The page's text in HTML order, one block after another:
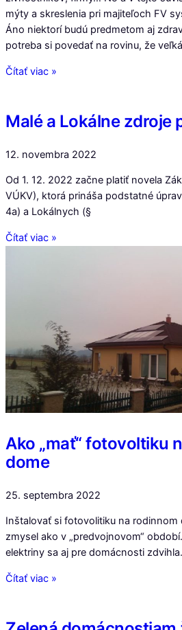
mýty a skreslenia pri majiteľoch FV
Áno niektorí budú predmetom aj
potreba si povedať na rovinu, že
Čítať viac »
Malé a Lokálne zdroje
12. novembra 2022
Od 1. 12. 2022 začne platiť novela
VÚKV), ktorá prináša podstatné
4a) a Lokálnych (§
Čítať viac »
Ako „mať“ fotovoltiku
dome
25. septembra 2022
Inštalovať si fotovolitiku na rodinnom
zmysel ako v „predvojnovom“
elektriny sa aj pre domácnosti
Čítať viac »